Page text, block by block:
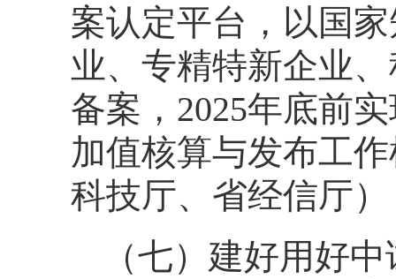
案认定平台，以国
业、专精特新企业
备案，2025年底前
加值核算与发布工
科技厅、省经信厅）
（七）建好用好